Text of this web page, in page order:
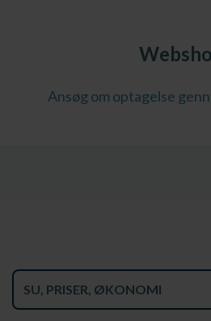
Ansøg om optagelse
SU, PRISER, ØKONOMI